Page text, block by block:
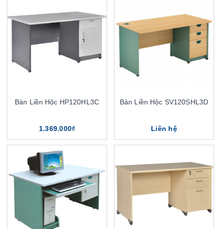
Bàn Liền Hộc HP120HL3C
1.369.000₫
Bàn Liền Hộc SV120SHL3D
Liên hệ